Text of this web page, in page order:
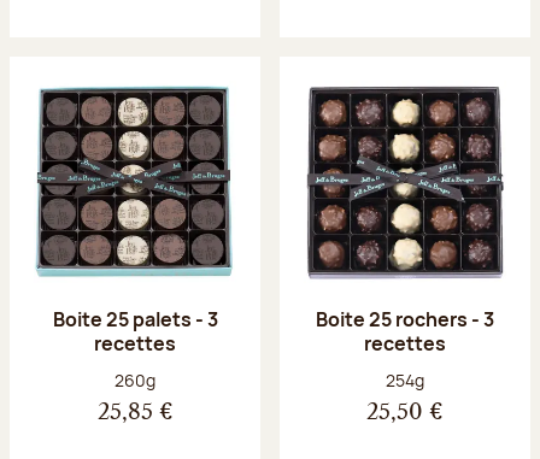
Boite 25 palets - 3
recettes
Poids net :
260g
25,85 €
Boite 25 rochers - 3
recettes
Poids net :
254g
25,50 €